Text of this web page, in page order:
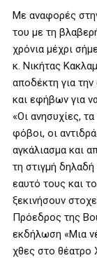
Με αναφορές
του με τη
χρόνια μέχρι
κ. Νικήτας
αποδέκτη για
και εφήβων για
«Οι ανησυχίες,
φόβοι, οι
αγκάλιασμα και
τη στιγμή δηλαδή
εαυτό τους και
ξεκινήσουν
Πρόεδρος της
εκδήλωση «Μια
χθες στο θέατρο